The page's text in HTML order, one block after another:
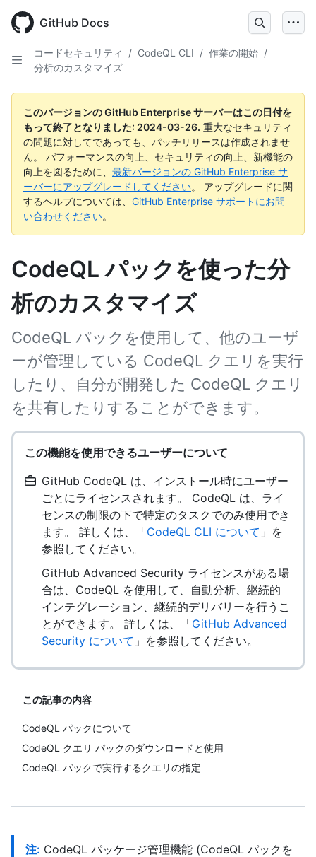
main
GitHub Docs
コードセキュリティ / CodeQL CLI / 作業の開始 /
分析のカスタマイズ
このバージョンの GitHub Enterprise サーバーはこの日付を
もって終了となりました: 2024-03-26. 重大なセキュリティ
の問題に対してであっても、パッチリリースは作成されませ
ん。 パフォーマンスの向上、セキュリティの向上、新機能の
向上を図るために、 最新バージョンの GitHub Enterprise サ
ーバーにアップグレードしてください。 アップグレードに関
するヘルプについては、 GitHub Enterprise サポートにお問
い合わせください。
CodeQL パックを使った分
析のカスタマイズ
CodeQL パックを使用して、他のユーザ
ーが管理している CodeQL クエリを実行
したり、自分が開発した CodeQL クエリ
を共有したりすることができます。
この機能を使用できるユーザーについて
GitHub CodeQL は、インストール時にユーザー
ごとにライセンスされます。 CodeQL は、ライ
センスの制限の下で特定のタスクでのみ使用でき
ます。 詳しくは、「CodeQL CLI について 」を
参照してください。
GitHub Advanced Security ライセンスがある場
合は、CodeQL を使用して、自動分析、継続的
インテグレーション、継続的デリバリーを行うこ
とができます。 詳しくは、「GitHub Advanced
Security について 」を参照してください。
この記事の内容
CodeQL パックについて
CodeQL クエリ パックのダウンロードと使用
CodeQL パックで実行するクエリの指定
注: CodeQL パッケージ管理機能 (CodeQL パックを